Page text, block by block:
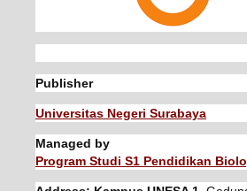
Publisher
Universitas Negeri Surabaya
Managed by
Program Studi S1 Pendidikan